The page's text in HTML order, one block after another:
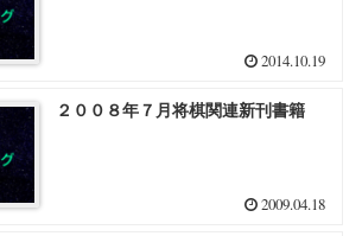
2014.10.19
２００８年７月将棋関連新刊書籍
2009.04.18